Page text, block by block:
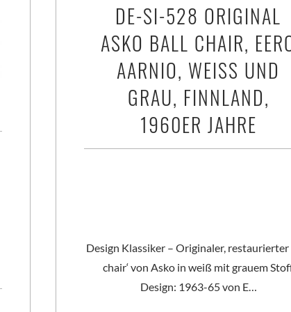
DE-SI-528 ORIGINAL
ASKO BALL CHAIR,
AARNIO, WEISS UND G
RAU, FINNLAND, 1
960ER JAHRE
Design Klassiker – Originaler, restaurierter
chair‘ von Asko in weiß mit grauem
Design: 1963-65 von E…